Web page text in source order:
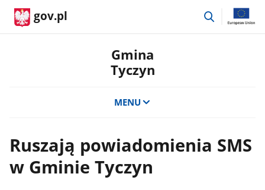
gov.pl
przejdź
Gmina
Tyczyn
MENU
Ruszają powiadomienia SMS
w Gminie Tyczyn